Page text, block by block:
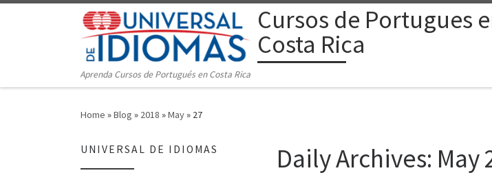
Skip to content
Cursos de Portugues
Costa Rica
Aprenda Cursos de Portugués en Costa Rica
Home »Blog » 2018 »May» 27
Daily Archives: May
UNIVERSAL DE IDIOMAS